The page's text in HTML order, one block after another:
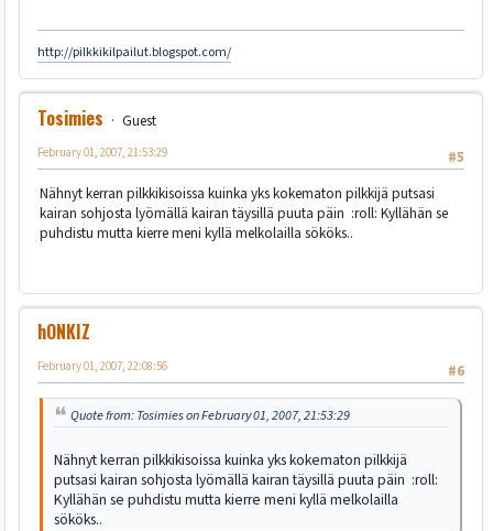
http://pilkkikilpailut.blogspot.com/
Tosimies
Guest
#5
February 01, 2007, 21:53:29
Nähnyt kerran pilkkikisoissa kuinka yks kokematon pilkkijä putsasi
kairan sohjosta lyömällä kairan täysillä puuta päin :roll: Kyllähän se
puhdistu mutta kierre meni kyllä melkolailla sököks..
hONKIZ
#6
February 01, 2007, 22:08:56
Quote from: Tosimies on February 01, 2007, 21:53:29
Nähnyt kerran pilkkikisoissa kuinka yks kokematon pilkkijä
putsasi kairan sohjosta lyömällä kairan täysillä puuta päin :roll:
Kyllähän se puhdistu mutta kierre meni kyllä melkolailla
sököks..